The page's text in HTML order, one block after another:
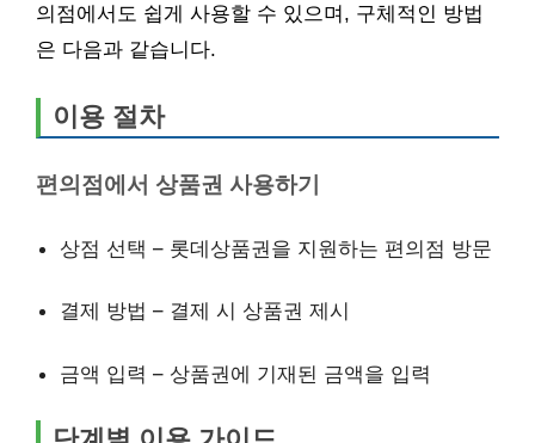
의점에서도 쉽게 사용할 수 있으며, 구체적인 방법
은 다음과 같습니다.
이용 절차
편의점에서 상품권 사용하기
상점 선택 – 롯데상품권을 지원하는 편의점 방문
결제 방법 – 결제 시 상품권 제시
금액 입력 – 상품권에 기재된 금액을 입력